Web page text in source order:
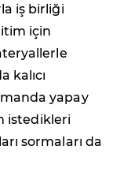
iş birliği
için
kalıcı
yapay
istedikleri
sormaları da